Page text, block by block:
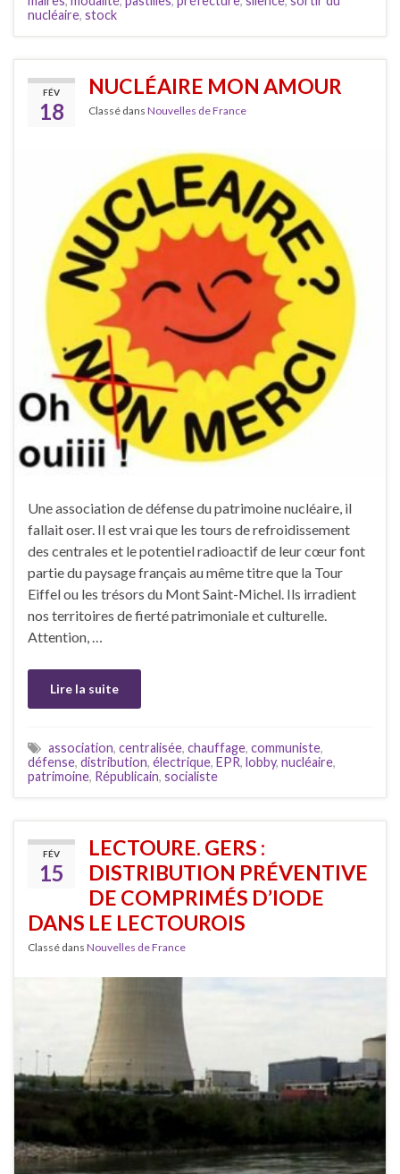
nucléaire, stock
FÉV
18
NUCLÉAIRE MON AMOUR
Classé dans Nouvelles de France
Une association de défense du patrimoine nucléaire, il
fallait oser. Il est vrai que les tours de refroidissement
des centrales et le potentiel radioactif de leur cœur font
partie du paysage français au même titre que la Tour
Eiffel ou les trésors du Mont Saint-Michel. Ils irradient
nos territoires de fierté patrimoniale et culturelle.
Attention, …
Lire la suite
association, centralisée, chauffage, communiste,
défense, distribution, électrique, EPR, lobby, nucléaire,
patrimoine, Républicain, socialiste
FÉV
15
LECTOURE. GERS :
DISTRIBUTION PRÉVENTIVE
DE COMPRIMÉS D’IODE
DANS LE LECTOUROIS
Classé dans Nouvelles de France